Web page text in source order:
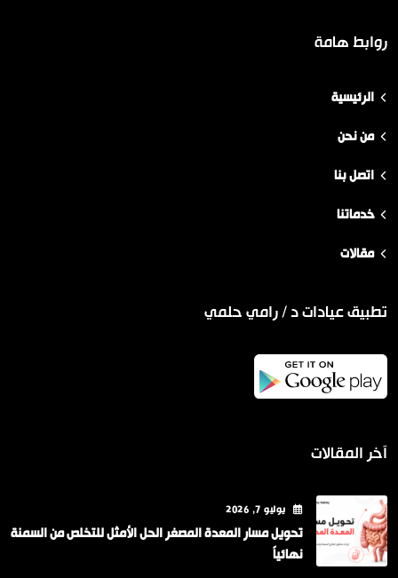
روابط هامة
الرئيسية
من نحن
اتصل بنا
خدماتنا
مقالات
تطبيق عيادات د / رامي حلمي
آخر المقالات
يوليو 7
, 2026
تحويل مسار المعدة المصغر الحل الأمثل للتخلص من السمنة
نهائياً